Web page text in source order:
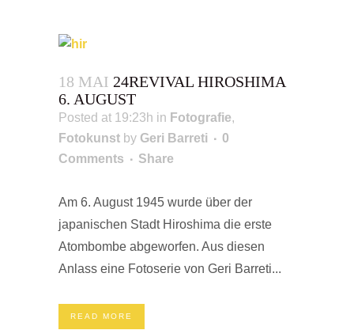
18 MAI 24REVIVAL HIROSHIMA
6. AUGUST
Posted at 19:23h in Fotografie,
Fotokunst by Geri Barreti
0
Comments
Share
Am 6. August 1945 wurde über der
japanischen Stadt Hiroshima die erste
Atombombe abgeworfen. Aus diesen
Anlass eine Fotoserie von Geri Barreti...
READ MORE